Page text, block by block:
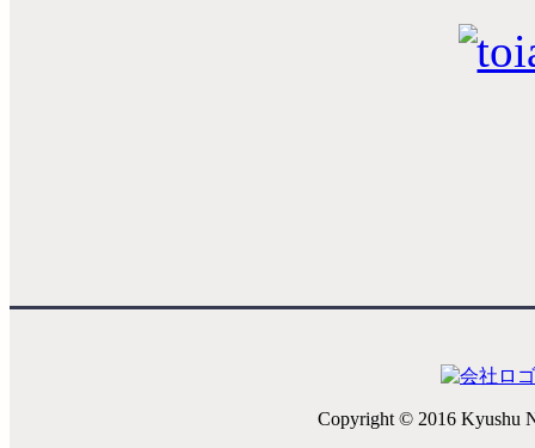
Copyright © 2016 Kyushu